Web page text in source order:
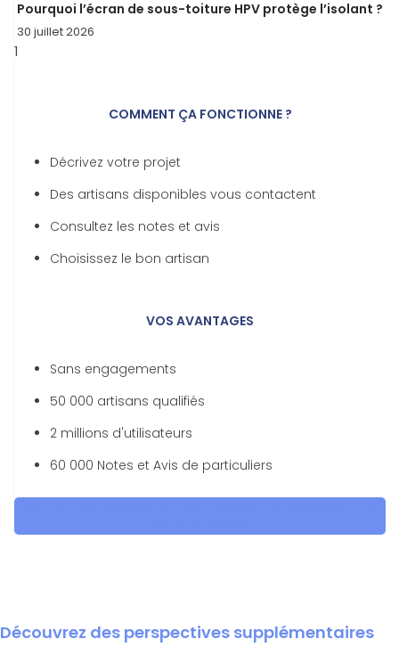
Pourquoi l’écran de sous-toiture HPV protège l’isolant ?
30 juillet 2026
COMMENT ÇA FONCTIONNE ?
Décrivez votre projet
Des artisans disponibles vous contactent
Consultez les notes et avis
Choisissez le bon artisan
VOS AVANTAGES
Sans engagements
50 000 artisans qualifiés
2 millions d'utilisateurs
60 000 Notes et Avis de particuliers
Découvrez des perspectives supplémentaires